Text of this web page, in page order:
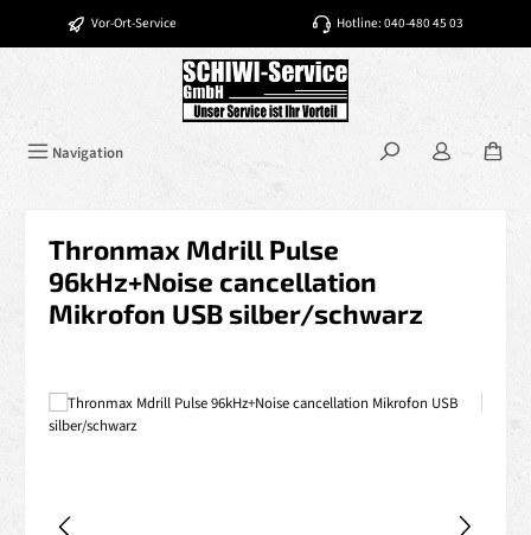
Zum Hauptinhalt springen
Vor-Ort-Service Hotline: 040-480 45 03
Navigation
Thronmax Mdrill Pulse
96kHz+Noise cancellation
Mikrofon USB silber/schwarz
Bildergalerie überspringen